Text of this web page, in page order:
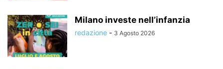
Milano investe nell’infanzia
redazione - 3 Agosto 2026